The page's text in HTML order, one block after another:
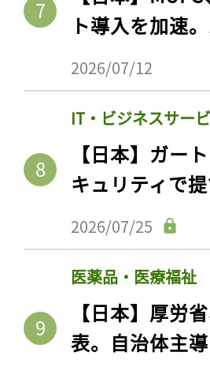
ト導入を加速
2026/07/12
IT・ビジネスサー
【日本】ガー
キュリティで
2026/07/25
医薬品・医療福祉
【日本】厚労
表。自治体主